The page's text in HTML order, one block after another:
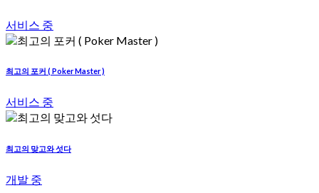
서비스 중
최고의 포커 ( Poker Master )
서비스 중
최고의 맞고와 섯다
개발 중